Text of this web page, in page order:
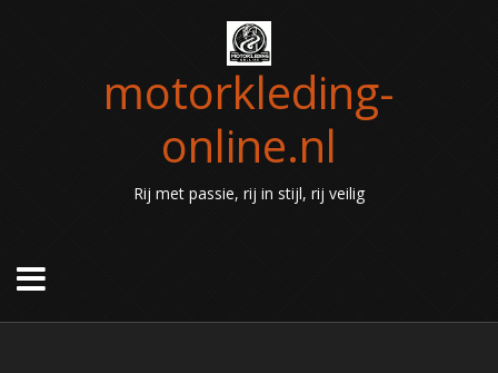
motorkleding-
online.nl
Rij met passie, rij in stijl, rij veilig